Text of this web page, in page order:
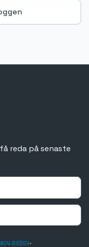
reda på senaste
policy.